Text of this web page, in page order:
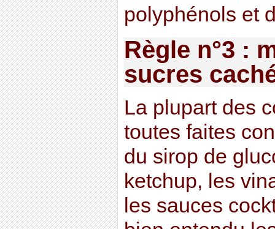
polyphénols et
Règle n°3 :
sucres
La plupart des
toutes faites
du sirop de
ketchup, les
les sauces